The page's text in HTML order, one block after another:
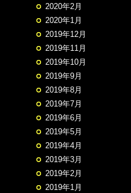
2020年2月
2020年1月
2019年12月
2019年11月
2019年10月
2019年9月
2019年8月
2019年7月
2019年6月
2019年5月
2019年4月
2019年3月
2019年2月
2019年1月